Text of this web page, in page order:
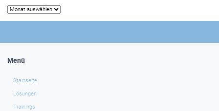
Archiv
Menü
Startseite
Lösungen
Trainings